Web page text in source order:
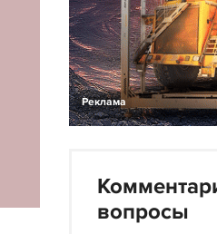
Реклама
вопросы